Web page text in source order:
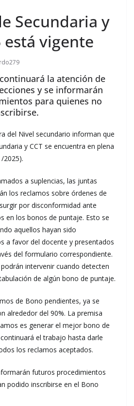
Secundaria y
está vigente
la atención de
y se informarán
para quienes no
del Nivel secundario informan que
y CCT se encuentra en plena
2025).
a suplencias, las juntas
los reclamos sobre órdenes de
por disconformidad ante
en los bonos de puntaje. Esto se
aquellos hayan sido
a favor del docente y presentados
del formulario correspondiente.
intervenir cuando detecten
de algún bono de puntaje.
de Bono pendientes, ya se
alrededor del 90%. La premisa
es generar el mejor bono de
el trabajo hasta darle
los reclamos aceptados.
futuros procedimientos
podido inscribirse en el Bono